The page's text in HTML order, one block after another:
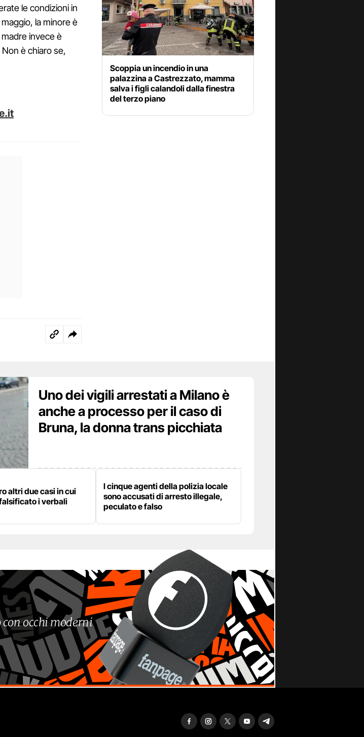
le condizioni in
la minore è
invece è
è chiaro se,
Scoppia un incendio in una
palazzina a Castrezzato, mamma
salva i figli calandoli dalla finestra
del terzo piano
Uno dei vigili arrestati a Milano è
anche a processo per il caso di
Bruna, la donna trans picchiata
altri due casi in cui
i verbali
I cinque agenti della polizia locale
sono accusati di arresto illegale,
peculato e falso
occhi moderni